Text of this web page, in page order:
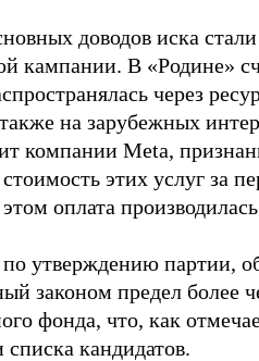
доводов иска
кампании. В «Родине»
через
на зарубежных
компании Meta,
этих услуг за
оплата
утверждению партии,
законом предел более
фонда, что, как
списка кандидатов.